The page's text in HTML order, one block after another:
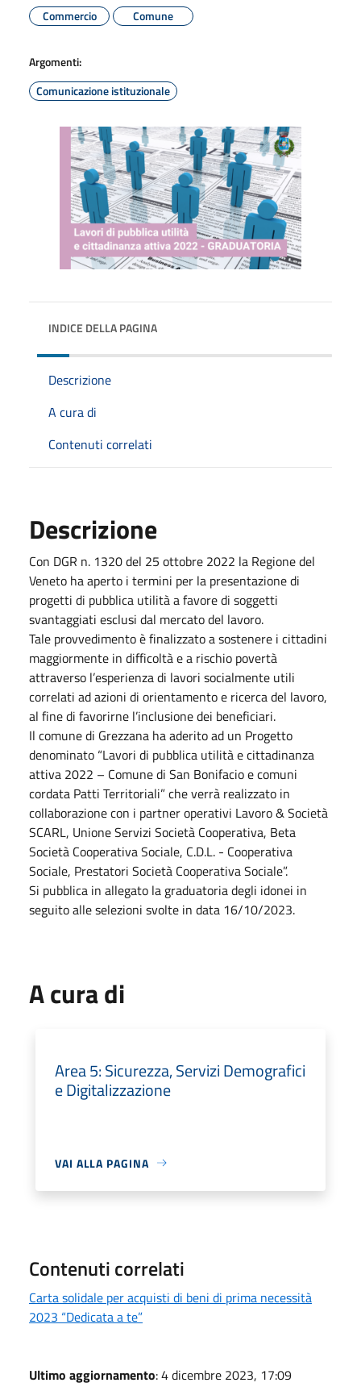
Commercio
Comune
Argomenti:
Comunicazione istituzionale
INDICE DELLA PAGINA
Descrizione
A cura di
Contenuti correlati
Descrizione
Con DGR n. 1320 del 25 ottobre 2022 la Regione del
Veneto ha aperto i termini per la presentazione di
progetti di pubblica utilità a favore di soggetti
svantaggiati esclusi dal mercato del lavoro.
Tale provvedimento è finalizzato a sostenere i cittadini
maggiormente in difficoltà e a rischio povertà
attraverso l’esperienza di lavori socialmente utili
correlati ad azioni di orientamento e ricerca del lavoro,
al fine di favorirne l’inclusione dei beneficiari.
Il comune di Grezzana ha aderito ad un Progetto
denominato “Lavori di pubblica utilità e cittadinanza
attiva 2022 – Comune di San Bonifacio e comuni
cordata Patti Territoriali” che verrà realizzato in
collaborazione con i partner operativi Lavoro & Società
SCARL, Unione Servizi Società Cooperativa, Beta
Società Cooperativa Sociale, C.D.L. - Cooperativa
Sociale, Prestatori Società Cooperativa Sociale”.
Si pubblica in allegato la graduatoria degli idonei in
seguito alle selezioni svolte in data 16/10/2023.
A cura di
Area 5: Sicurezza, Servizi Demografici
e Digitalizzazione
VAI ALLA PAGINA
Contenuti correlati
Carta solidale per acquisti di beni di prima necessità
2023 “Dedicata a te”
Ultimo aggiornamento: 4 dicembre 2023, 17:09